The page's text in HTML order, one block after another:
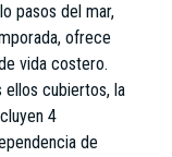
pasos del mar,
ofrece
vida costero.
ellos cubiertos, la
4
de